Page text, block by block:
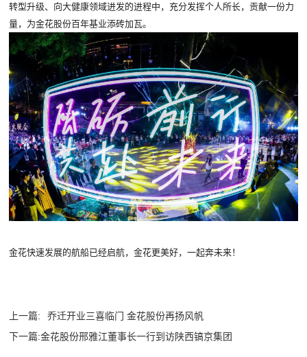
转型升级、向大健康领域进发的进程中，充分发挥个人所长，贡献一份力
量，为金花股份百年基业添砖加瓦。
金花快速发展的航船已经启航，金花更美好，一起奔未来！
上一篇:
乔迁开业三喜临门 金花股份再扬风帆
下一篇:金花股份邢雅江董事长一行到访陕西镐京集团